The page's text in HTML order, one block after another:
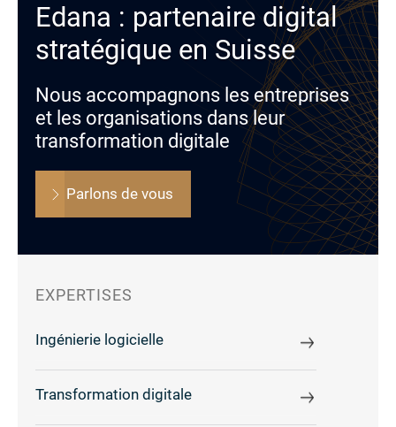
Edana : partenaire digital
stratégique en Suisse
Nous accompagnons les entreprises
et les organisations dans leur
transformation digitale
Parlons de vous
EXPERTISES
Ingénierie logicielle
Transformation digitale